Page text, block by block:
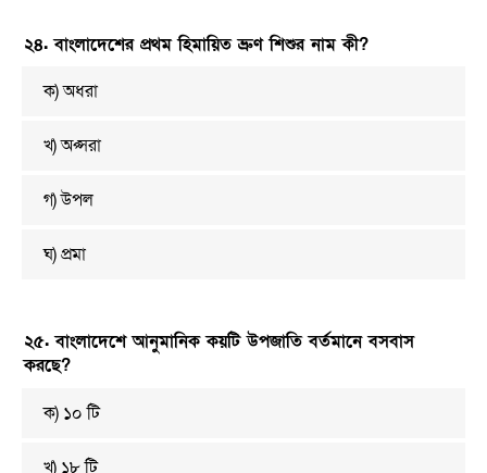
২৪. বাংলাদেশের প্রথম হিমায়িত ভ্রুণ শিশুর নাম কী?
ক) অধরা
খ) অপ্সরা
গ) উপল
ঘ) প্রমা
২৫. বাংলাদেশে আনুমানিক কয়টি উপজাতি বর্তমানে বসবাস
করছে?
ক) ১০ টি
খ) ১৮ টি